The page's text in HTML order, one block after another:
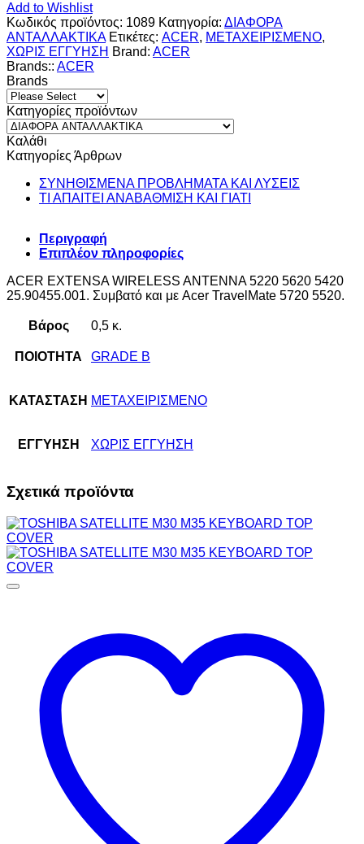
Add to Wishlist
Κωδικός προϊόντος: 1089 Κατηγορία: ΔΙΑΦΟΡΑ
ΑΝΤΑΛΛΑΚΤΙΚΑ Ετικέτες: ACER, ΜΕΤΑΧΕΙΡΙΣΜΕΝΟ,
ΧΩΡΙΣ ΕΓΓΥΗΣΗ Brand: ACER
Brands:: ACER
Brands
Κατηγορίες προϊόντων
Καλάθι
Κατηγορίες Άρθρων
ΣΥΝΗΘΙΣΜΕΝΑ ΠΡΟΒΛΗΜΑΤΑ ΚΑΙ ΛΥΣΕΙΣ
ΤΙ ΑΠΑΙΤΕΙ ΑΝΑΒΑΘΜΙΣΗ ΚΑΙ ΓΙΑΤΙ
Περιγραφή
Επιπλέον πληροφορίες
ACER EXTENSA WIRELESS ANTENNA 5220 5620 5420
25.90455.001. Συμβατό και με Acer TravelMate 5720 5520.
Βάρος 0,5 κ.
ΠΟΙΟΤΗΤΑ GRADE B
ΚΑΤΑΣΤΑΣΗ ΜΕΤΑΧΕΙΡΙΣΜΕΝΟ
ΕΓΓΥΗΣΗ ΧΩΡΙΣ ΕΓΓΥΗΣΗ
Σχετικά προϊόντα